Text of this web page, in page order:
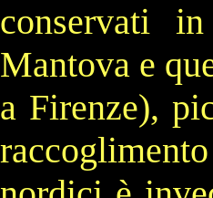
conservati
Mantova e
a Firenze),